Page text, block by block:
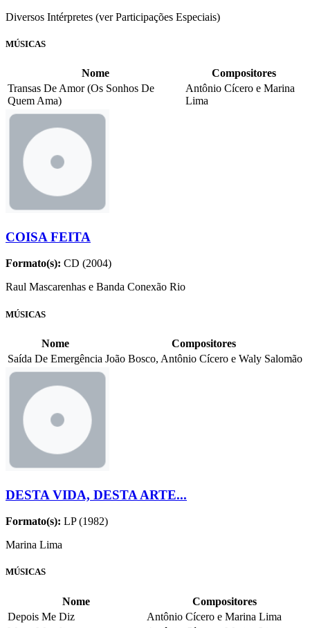
Diversos Intérpretes (ver Participações Especiais)
MÚSICAS
Nome
Compositores
Transas De Amor (Os Sonhos De
Quem Ama)
Antônio Cícero e Marina
Lima
COISA FEITA
Formato(s): CD (2004)
Raul Mascarenhas e Banda Conexão Rio
MÚSICAS
Nome
Compositores
Saída De Emergência João Bosco, Antônio Cícero e Waly Salomão
DESTA VIDA, DESTA ARTE...
Formato(s): LP (1982)
Marina Lima
MÚSICAS
Nome
Compositores
Depois Me Diz
Antônio Cícero e Marina Lima